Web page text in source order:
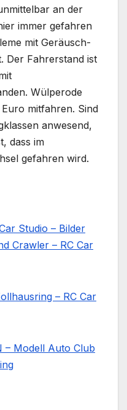
an der
immer gefahren
mit Geräusch-
Der Fahrerstand ist
Wülperode
mitfahren. Sind
anwesend,
dass im
gefahren wird.
Studio – Bilder
Crawler – RC Car
– RC Car
– Modell Auto Club